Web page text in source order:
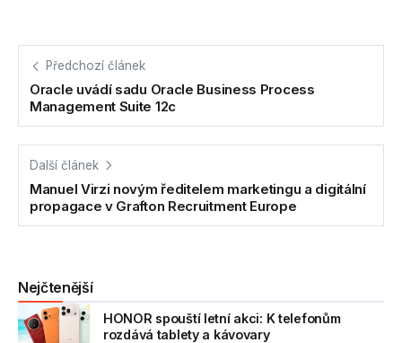
Předchozí článek
Oracle uvádí sadu Oracle Business Process
Management Suite 12c
Další článek
Manuel Virzi novým ředitelem marketingu a digitální
propagace v Grafton Recruitment Europe
Nejčtenější
HONOR spouští letní akci: K telefonům
rozdává tablety a kávovary